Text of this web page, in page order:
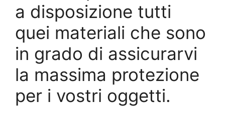
a disposizione tutti
quei materiali che sono
in grado di assicurarvi
la massima protezione
per i vostri oggetti.